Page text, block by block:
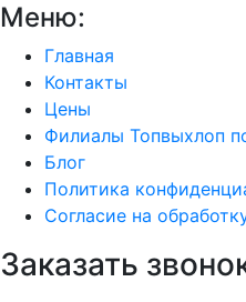
Меню:
Главная
Контакты
Цены
Филиалы Топвыхлоп
Блог
Политика
Согласие на
Заказать